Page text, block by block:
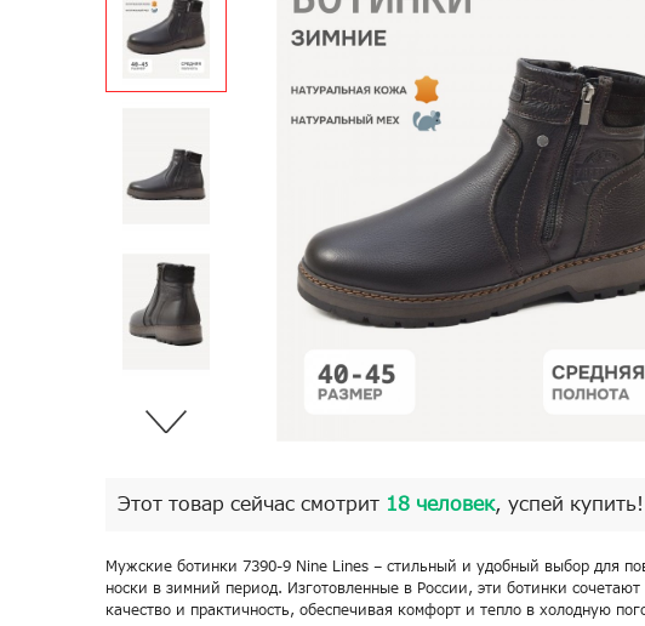
Этот товар сейчас смотрит 18 человек, успей купить!
Мужские ботинки 7390-9 Nine Lines – стильный и удобный выбор для
носки в зимний период. Изготовленные в России, эти ботинки сочетают
качество и практичность, обеспечивая комфорт и тепло в холодную